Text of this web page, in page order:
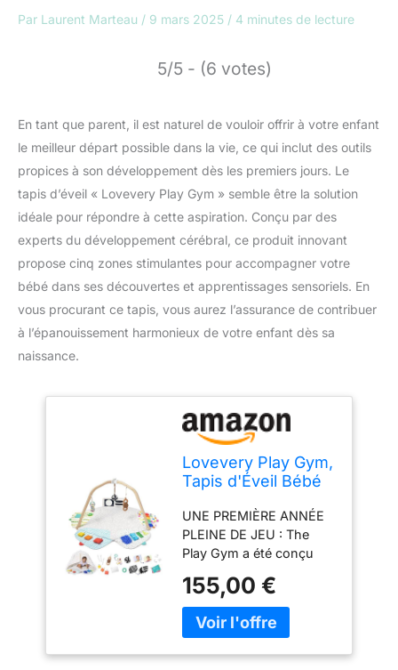
Par Laurent Marteau / 9 mars 2025 / 4 minutes de lecture
5/5 - (6 votes)
En tant que parent, il est naturel de vouloir offrir à votre enfant
le meilleur départ possible dans la vie, ce qui inclut des outils
propices à son développement dès les premiers jours. Le
tapis d’éveil « Lovevery Play Gym » semble être la solution
idéale pour répondre à cette aspiration. Conçu par des
experts du développement cérébral, ce produit innovant
propose cinq zones stimulantes pour accompagner votre
bébé dans ses découvertes et apprentissages sensoriels. En
vous procurant ce tapis, vous aurez l’assurance de contribuer
à l’épanouissement harmonieux de votre enfant dès sa
naissance.
Lovevery Play Gym,
Tapis d'Éveil Bébé
en Bois, 5 Zones,
Stimulant Le
Développement
l'enfant, Dès la
Naissance, Conçus
par des Experts du
développement
cérébral (Anglais)
UNE PREMIÈRE ANNÉE
PLEINE DE JEU : The
Play Gym a été conçu
développement de
l’enfant afin d’encourager
toutes les étapes
155,00 €